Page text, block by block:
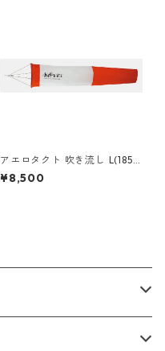
アエロタクト 吹き流し L(185c
m)
¥8,500